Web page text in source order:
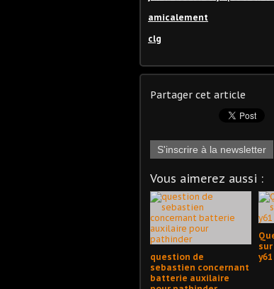
amicalement
clg
Partager cet article
S'inscrire à la newsletter
Vous aimerez aussi :
question de
sebastien concernant
batterie auxilaire
y61